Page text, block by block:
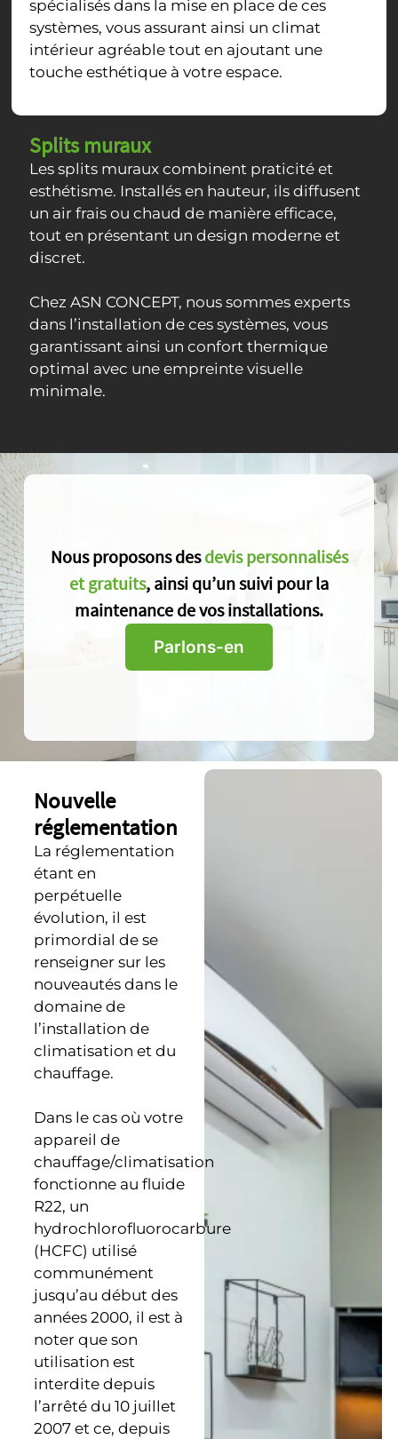
spécialisés dans la mise en place de ces
systèmes, vous assurant ainsi un climat
intérieur agréable tout en ajoutant une
touche esthétique à votre espace.
Splits muraux
Les splits muraux combinent praticité et
esthétisme. Installés en hauteur, ils diffusent
un air frais ou chaud de manière efficace,
tout en présentant un design moderne et
discret.
Chez ASN CONCEPT, nous sommes experts
dans l’installation de ces systèmes, vous
garantissant ainsi un confort thermique
optimal avec une empreinte visuelle
minimale.
Nous proposons desdevis personnalisés
et gratuits, ainsi qu’un suivi pour la
maintenance de vos installations.
Parlons-en
Nouvelle
réglementation
La réglementation
étant en
perpétuelle
évolution, il est
primordial de se
renseigner sur les
nouveautés dans le
domaine de
l’installation de
climatisation et du
chauffage.
Dans le cas où votre
appareil de
chauffage/climatisation
fonctionne au fluide
R22, un
hydrochlorofluorocarbure
(HCFC) utilisé
communément
jusqu’au début des
années 2000, il est à
noter que son
utilisation est
interdite depuis
l’arrêté du 10 juillet
2007 et ce, depuis